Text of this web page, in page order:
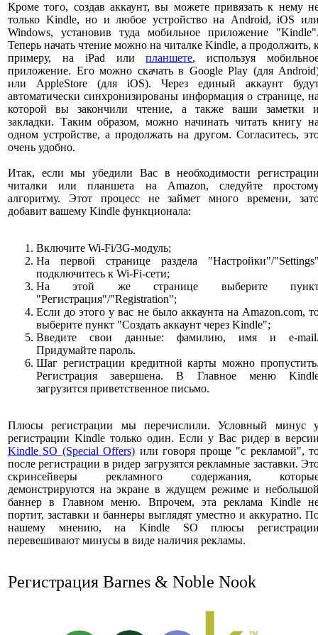
Кроме того, создав аккаунт, вы можете привязать к нему
только Kindle, но и любое устройство на Android, iOS
Windows, установив туда мобильное приложение
Теперь начать чтение можно на читалке Kindle, а продолжить,
примеру, на iPad илипланшете, используя
приложение. Его можно скачать в Google Play (для
или AppleStore (для iOS). Через единый аккаунт
автоматически синхронизированы информация о странице,
которой вы закончили чтение, а также ваши заметки
закладки. Таким образом, можно начинать читать книгу
одном устройстве, а продолжать на другом. Согласитесь,
очень удобно.
Итак, если мы убедили Вас в необходимости
читалки или планшета на Amazon, следуйте
алгоритму. Этот процесс не займет много времени,
добавит вашему Kindle функционала:
Включите Wi-Fi/3G-модуль;
На первой странице раздела "Настройки"/
подключитесь к Wi-Fi-сети;
На этой же странице выберите
"Регистрация"/"Registration";
Если до этого у вас не было аккаунта на Amazon.com,
выберите пункт "Создать аккаунт через Kindle";
Введите свои данные: фамилию, имя и e-
Придумайте пароль.
Шаг регистрации кредитной карты можно
Регистрация завершена. В Главное меню
загрузится приветственное письмо.
Плюсы регистрации мы перечислили. Условный минус
регистрации Kindle только один. Если у Вас ридер в
Kindle SO (Special Offers) или говоря проще "с рекламой",
после регистрации в ридер загрузятся рекламные заставки.
скринсейверы рекламного содержания,
демонстрируются на экране в ждущем режиме и
баннер в Главном меню. Впрочем, эта реклама Kindle
портит, заставки и баннеры выглядят уместно и аккуратно.
нашему мнению, на Kindle SO плюсы
перевешивают минусы в виде наличия рекламы.
Регистрация Barnes & Noble Nook